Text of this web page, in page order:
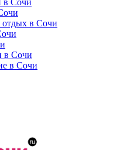
в Сочи
в Сочи
в Сочи
в Сочи